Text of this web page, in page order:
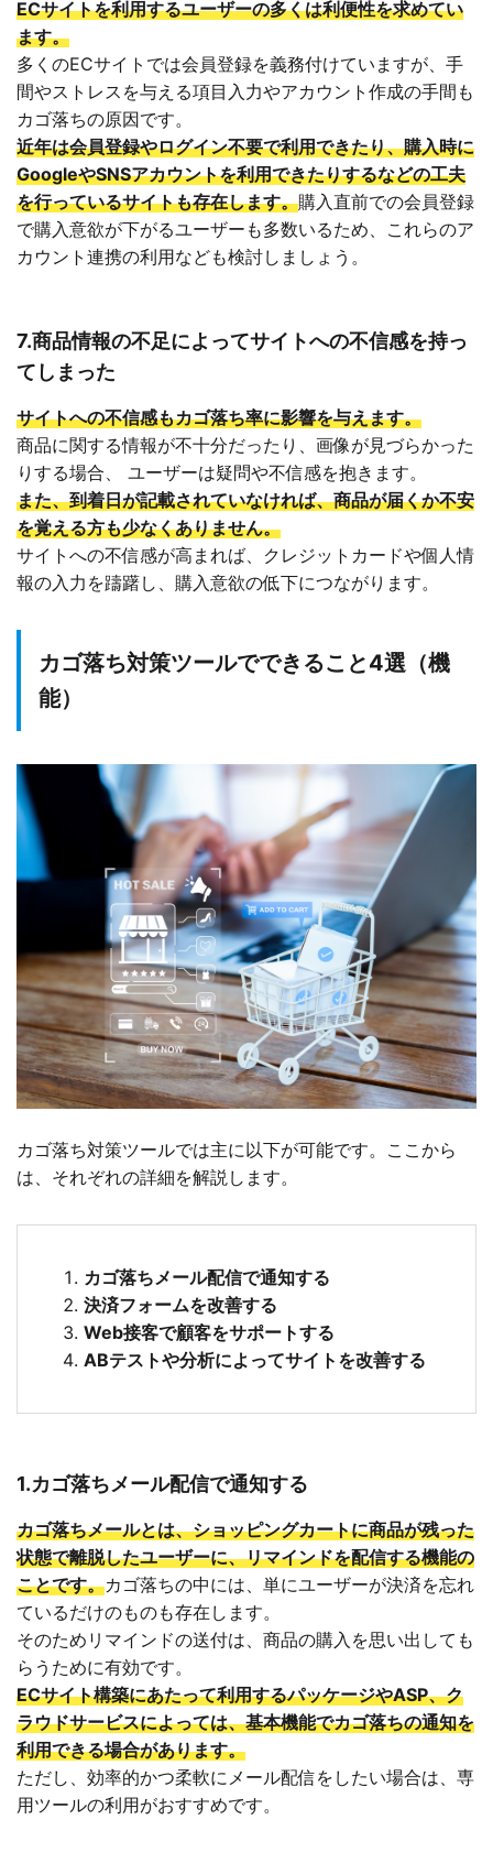
ECサイトを利用するユーザーの多くは利便性を求めてい
ます。
多くのECサイトでは会員登録を義務付けていますが、手
間やストレスを与える項目入力やアカウント作成の手間も
カゴ落ちの原因です。
近年は会員登録やログイン不要で利用できたり、購入時に
GoogleやSNSアカウントを利用できたりするなどの工夫
を行っているサイトも存在します。購入直前での会員登録
で購入意欲が下がるユーザーも多数いるため、これらのア
カウント連携の利用なども検討しましょう。
7.商品情報の不足によってサイトへの不信感を持っ
てしまった
サイトへの不信感もカゴ落ち率に影響を与えます。
商品に関する情報が不十分だったり、画像が見づらかった
りする場合、 ユーザーは疑問や不信感を抱きます。
また、到着日が記載されていなければ、商品が届くか不安
を覚える方も少なくありません。
サイトへの不信感が高まれば、クレジットカードや個人情
報の入力を躊躇し、購入意欲の低下につながります。
カゴ落ち対策ツールでできること4選（機
能）
カゴ落ち対策ツールでは主に以下が可能です。ここから
は、それぞれの詳細を解説します。
カゴ落ちメール配信で通知する
決済フォームを改善する
Web接客で顧客をサポートする
ABテストや分析によってサイトを改善する
1.カゴ落ちメール配信で通知する
カゴ落ちメールとは、ショッピングカートに商品が残った
状態で離脱したユーザーに、リマインドを配信する機能の
ことです。カゴ落ちの中には、単にユーザーが決済を忘れ
ているだけのものも存在します。
そのためリマインドの送付は、商品の購入を思い出しても
らうために有効です。
ECサイト構築にあたって利用するパッケージやASP、ク
ラウドサービスによっては、基本機能でカゴ落ちの通知を
利用できる場合があります。
ただし、効率的かつ柔軟にメール配信をしたい場合は、専
用ツールの利用がおすすめです。